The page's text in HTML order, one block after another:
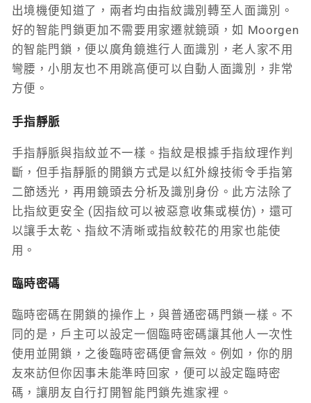
出境機便知道了，兩者均由指紋識別轉至人面識別。
好的智能門鎖更加不需要用家遷就鏡頭，如 Moorgen
的智能門鎖，便以廣角鏡進行人面識別，老人家不用
彎腰，小朋友也不用跳高便可以自動人面識別，非常
方便。
手指靜脈
手指靜脈與指紋並不一樣。指紋是根據手指紋理作判
斷，但手指靜脈的開鎖方式是以紅外線技術令手指第
二節透光，再用鏡頭去分析及識別身份。此方法除了
比指紋更安全 (因指紋可以被惡意收集或模仿)，還可
以讓手太乾、指紋不清晰或指紋較花的用家也能使
用。
臨時密碼
臨時密碼在開鎖的操作上，與普通密碼門鎖一樣。不
同的是，戶主可以設定一個臨時密碼讓其他人一次性
使用並開鎖，之後臨時密碼便會無效。例如，你的朋
友來訪但你因事未能準時回家，便可以設定臨時密
碼，讓朋友自行打開智能門鎖先進家裡。